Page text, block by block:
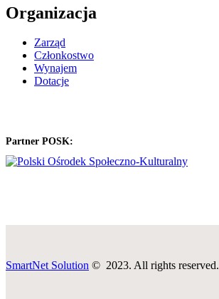
Organizacja
Zarząd
Członkostwo
Wynajem
Dotacje
Partner POSK:
SmartNet Solution © 2023. All rights reserved.